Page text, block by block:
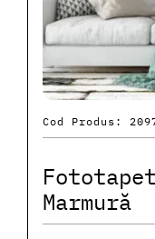
Cod Produs:
Marmură